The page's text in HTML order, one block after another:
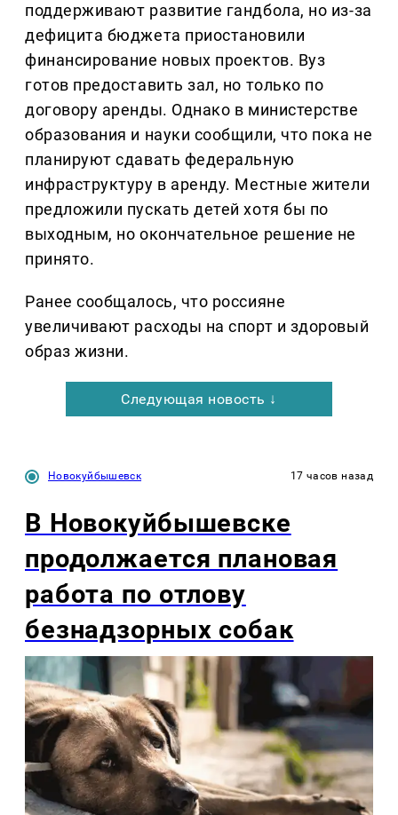
поддерживают развитие гандбола, но из-за
дефицита бюджета приостановили
финансирование новых проектов. Вуз
готов предоставить зал, но только по
договору аренды. Однако в министерстве
образования и науки сообщили, что пока не
планируют сдавать федеральную
инфраструктуру в аренду. Местные жители
предложили пускать детей хотя бы по
выходным, но окончательное решение не
принято.
Ранее сообщалось, что россияне
увеличивают расходы на спорт и здоровый
образ жизни.
Следующая новость ↓
Новокуйбышевск 17 часов назад
В Новокуйбышевске
продолжается плановая
работа по отлову
безнадзорных собак